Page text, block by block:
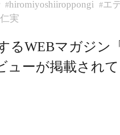
#hiromiyoshiiroppongi #エ
実
るWEBマガジン
ューが掲載され